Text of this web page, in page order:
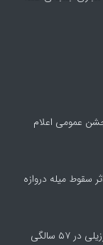
عمومی اعلام
سقوط میله دروازه
سالگی